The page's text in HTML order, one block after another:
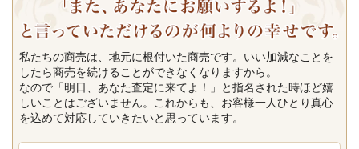
私たちの商売は、地元に根付いた商売です。いい加減なことを
したら商売を続けることができなくなりますから。
なので「明日、あなた査定に来てよ！」と指名された時ほど嬉
しいことはございません。これからも、お客様一人ひとり真心
を込めて対応していきたいと思っています。